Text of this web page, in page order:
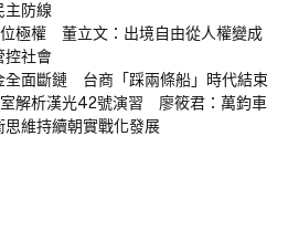
防線
位極權 董立文：出境自由從人權變成
社會
全面斷鏈 台商「踩兩條船」時代結束
室解析漢光42號演習 廖筱君：萬鈞車
維持續朝實戰化發展